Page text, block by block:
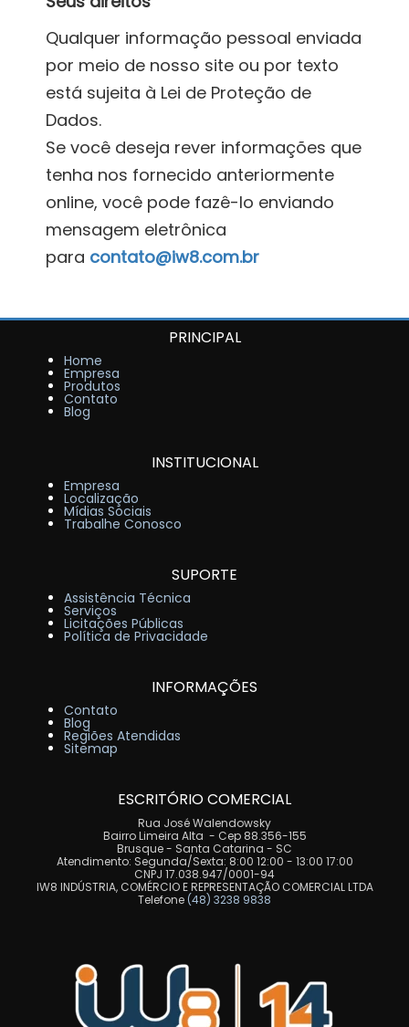
Qualquer informação pessoal enviada
por meio de nosso site ou por texto
está sujeita à Lei de Proteção de
Dados.
Se você deseja rever informações que
tenha nos fornecido anteriormente
online, você pode fazê-lo enviando
mensagem eletrônica
para contato@iw8.com.br
PRINCIPAL
Home
Empresa
Produtos
Contato
Blog
INSTITUCIONAL
Empresa
Localização
Mídias Sociais
Trabalhe Conosco
SUPORTE
Assistência Técnica
Serviços
Licitações Públicas
Política de Privacidade
INFORMAÇÕES
Contato
Blog
Regiões Atendidas
Sitemap
ESCRITÓRIO COMERCIAL
Rua José Walendowsky
Bairro Limeira Alta - Cep 88.356-155
Brusque - Santa Catarina - SC
Atendimento: Segunda/Sexta: 8:00 12:00 - 13:00 17:00
CNPJ 17.038.947/0001-94
IW8 INDÚSTRIA, COMÉRCIO E REPRESENTAÇÃO COMERCIAL LTDA
Telefone (48) 3238 9838